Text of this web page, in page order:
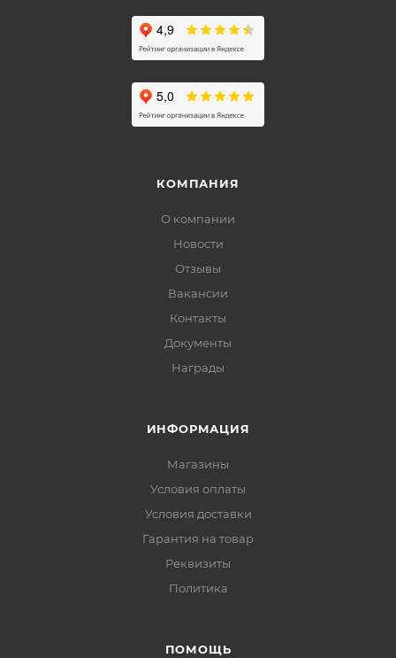
КОМПАНИЯ
О компании
Новости
Отзывы
Вакансии
Контакты
Документы
Награды
ИНФОРМАЦИЯ
Магазины
Условия оплаты
Условия доставки
Гарантия на товар
Реквизиты
Политика
ПОМОЩЬ